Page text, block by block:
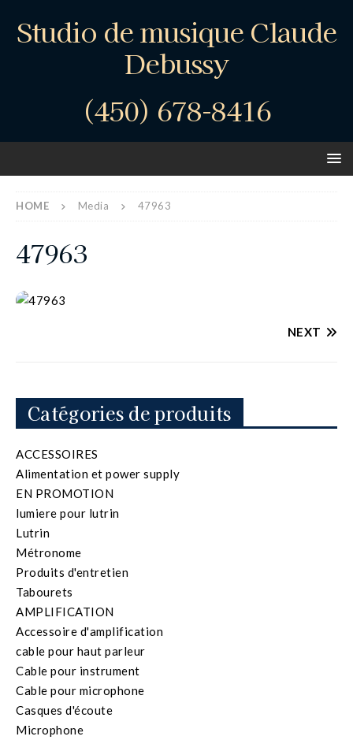
Studio de musique Claude
Debussy
(450) 678-8416
HOME Media 47963
47963
NEXT
Catégories de produits
ACCESSOIRES
Alimentation et power supply
EN PROMOTION
lumiere pour lutrin
Lutrin
Métronome
Produits d'entretien
Tabourets
AMPLIFICATION
Accessoire d'amplification
cable pour haut parleur
Cable pour instrument
Cable pour microphone
Casques d'écoute
Microphone